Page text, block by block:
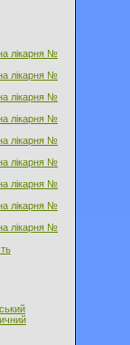
лікарня №
лікарня №
лікарня №
лікарня №
лікарня №
лікарня №
лікарня №
лікарня №
лікарня №